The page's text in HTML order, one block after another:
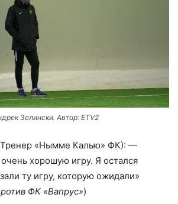
Зелински. Автор: ETV2
«Нымме Калью» ФК): —
хорошую игру. Я остался
ту игру, которую ожидали»
ФК «Вапрус»)